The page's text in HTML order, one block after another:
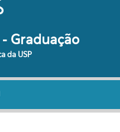
Graduação
da USP